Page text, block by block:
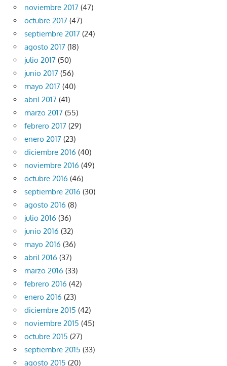
noviembre 2017 (47)
octubre 2017 (47)
septiembre 2017 (24)
agosto 2017 (18)
julio 2017 (50)
junio 2017 (56)
mayo 2017 (40)
abril 2017 (41)
marzo 2017 (55)
febrero 2017 (29)
enero 2017 (23)
diciembre 2016 (40)
noviembre 2016 (49)
octubre 2016 (46)
septiembre 2016 (30)
agosto 2016 (8)
julio 2016 (36)
junio 2016 (32)
mayo 2016 (36)
abril 2016 (37)
marzo 2016 (33)
febrero 2016 (42)
enero 2016 (23)
diciembre 2015 (42)
noviembre 2015 (45)
octubre 2015 (27)
septiembre 2015 (33)
agosto 2015 (20)